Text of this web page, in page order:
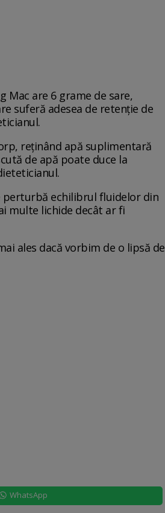
Mac are 6 grame de sare,
suferă adesea de retenție de
reținând apă suplimentară
de apă poate duce la
perturbă echilibrul fluidelor din
multe lichide decât ar fi
ales dacă vorbim de o lipsă de
WhatsApp